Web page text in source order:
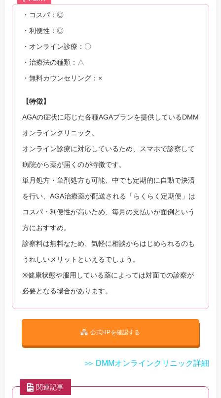
・コスパ：◎
・利便性：◎
・オンライン診療：〇
・治療法の種類：△
・無料カウンセリング：×
【特徴】
AGAの症状に応じた各種AGAプランを提供しているDMM
オンラインクリニック。
オンライン診療に対応しているため、スマホで診察して
病院から薬が届くのが特徴です。
単月処方・単剤処方も可能、中でも定期的に自動で決済
を行い、AGA治療薬が配送される「らくらく定期便」は
コスパ・利便性が高いため、毎月の支払いが面倒という
方におすすめ。
診察料は無料なため、気軽に相談からはじめられるのも
うれしいメリットといえるでしょう。
※健康状態や服用している薬によっては対面での診察が
必要となる場合があります。
公式HPを確認する
DMMオンラインクリニック詳細
関連記事